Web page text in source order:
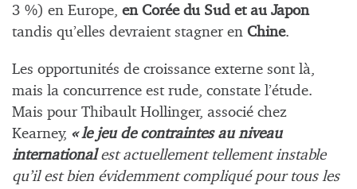
3 %) en Europe, en Corée du Sud et au Japon
tandis qu’elles devraient stagner en Chine.
Les opportunités de croissance externe sont là,
mais la concurrence est rude, constate l’étude.
Mais pour Thibault Hollinger, associé chez
Kearney, « le jeu de contraintes au niveau
internationalest actuellement tellement instable
qu’il est bien évidemment compliqué pour tous les